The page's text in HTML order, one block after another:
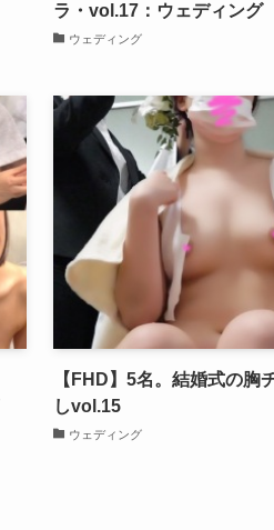
ラ・vol.17：ウェディング
ウェディング
【FHD】5名。結婚式の胸
しvol.15
ウェディング